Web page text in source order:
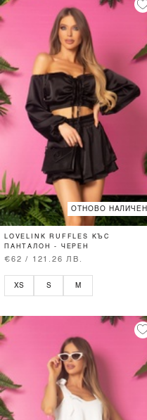
ОТНОВО НАЛИЧЕН
LOVELINK RUFFLES КЪС
ПАНТАЛОН - ЧЕРЕН
€62 / 121.26 ЛВ.
XS S M